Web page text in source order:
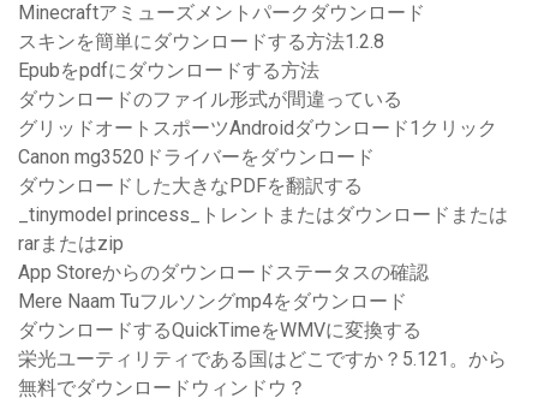
Minecraftアミューズメントパークダウンロード
スキンを簡単にダウンロードする方法1.2.8
Epubをpdfにダウンロードする方法
ダウンロードのファイル形式が間違っている
グリッドオートスポーツAndroidダウンロード1クリック
Canon mg3520ドライバーをダウンロード
ダウンロードした大きなPDFを翻訳する
_tinymodel princess_トレントまたはダウンロードまたは
rarまたはzip
App Storeからのダウンロードステータスの確認
Mere Naam Tuフルソングmp4をダウンロード
ダウンロードするQuickTimeをWMVに変換する
栄光ユーティリティである国はどこですか？5.121。から
無料でダウンロードウィンドウ？